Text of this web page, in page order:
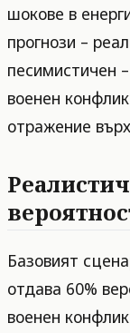
шокове в
прогнози –
песимистичен
военен
отражение
Базовият
отдава 60%
военен